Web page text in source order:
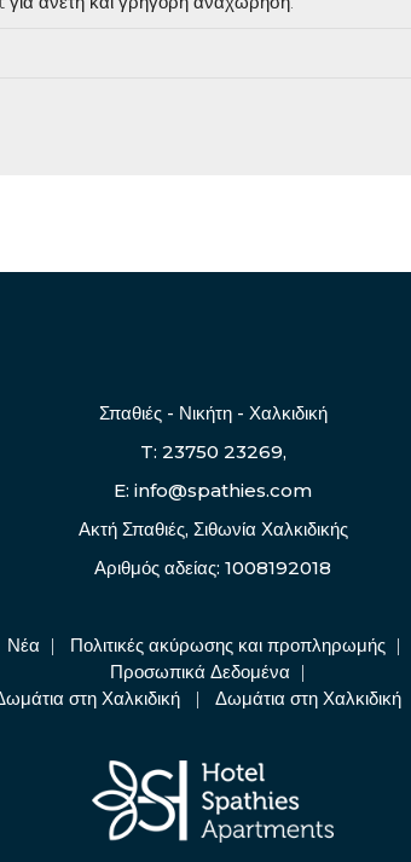
Σπαθιές - Νικήτη - Χαλκιδική
T: 23750 23269,
E: info@spathies.com
Ακτή Σπαθιές, Σιθωνία Χαλκιδικής
Αριθμός αδείας: 1008192018
Νέα | Πολιτικές ακύρωσης και προπληρωμής |
Προσωπικά Δεδομένα |
στη Χαλκιδική | Δωμάτια στη Χαλκιδική